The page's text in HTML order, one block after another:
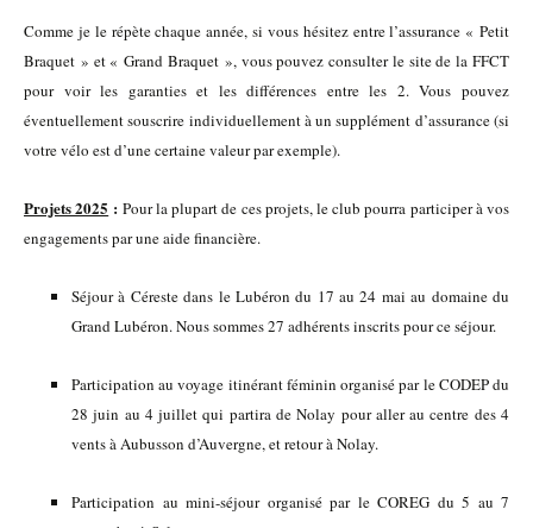
Comme je le répète chaque année, si vous hésitez entre l’assurance « Petit
Braquet » et « Grand Braquet », vous pouvez consulter le site de la FFCT
pour voir les garanties et les différences entre les 2. Vous pouvez
éventuellement souscrire individuellement à un supplément d’assurance (si
votre vélo est d’une certaine valeur par exemple).
Projets 2025 : Pour la plupart de ces projets, le club pourra participer à vos
engagements par une aide financière.
Séjour à Céreste dans le Lubéron du 17 au 24 mai au domaine du
Grand Lubéron. Nous sommes 27 adhérents inscrits pour ce séjour.
Participation au voyage itinérant féminin organisé par le CODEP du
28 juin au 4 juillet qui partira de Nolay pour aller au centre des 4
vents à Aubusson d’Auvergne, et retour à Nolay.
Participation au mini-séjour organisé par le COREG du 5 au 7